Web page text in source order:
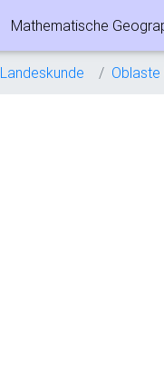
Mathematische
Landeskunde Oblaste